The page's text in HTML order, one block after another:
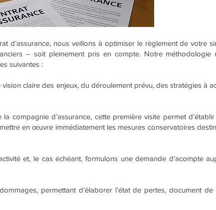
d’assurance, nous veillons à optimiser le règlement de votre
– soit pleinement pris en compte. Notre
suivantes :
claire des enjeux, du déroulement prévu, des stratégies à
compagnie d’assurance, cette première visite permet
en œuvre immédiatement les mesures conservatoires
et, le cas échéant, formulons une demande d’acompte
permettant d’élaborer l’état de pertes, document